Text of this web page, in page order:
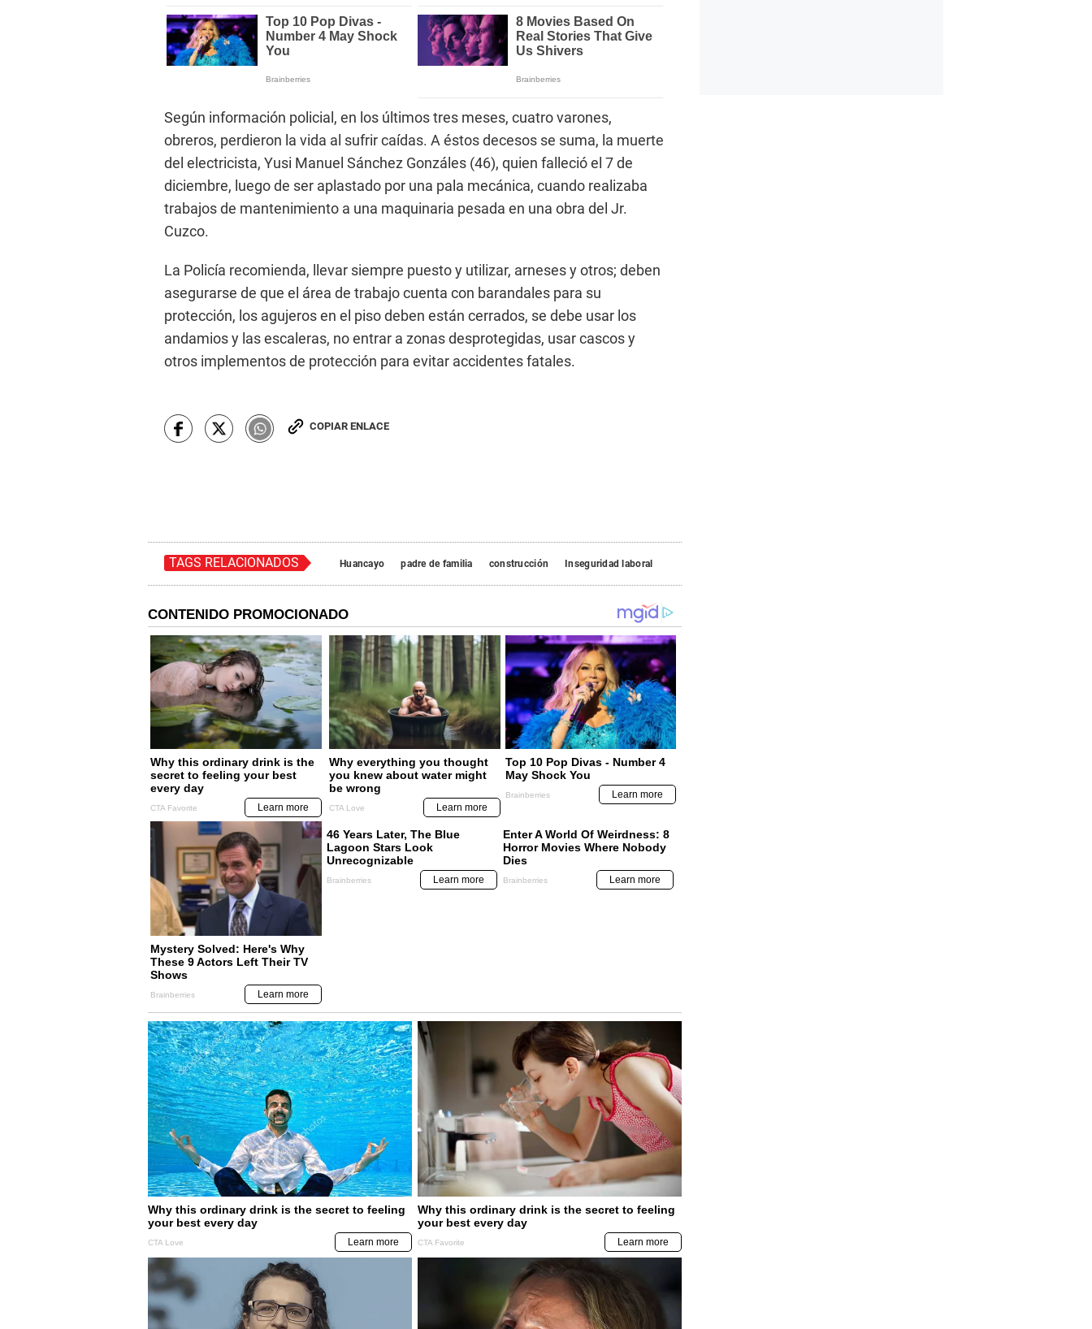
Según información policial, en los últimos tres meses, cuatro varones,
obreros, perdieron la vida al sufrir caídas. A éstos decesos se suma, la muerte
del electricista, Yusi Manuel Sánchez Gonzáles (46), quien falleció el 7 de
diciembre, luego de ser aplastado por una pala mecánica, cuando realizaba
trabajos de mantenimiento a una maquinaria pesada en una obra del Jr.
Cuzco.
La Policía recomienda, llevar siempre puesto y utilizar, arneses y otros; deben
asegurarse de que el área de trabajo cuenta con barandales para su
protección, los agujeros en el piso deben están cerrados, se debe usar los
andamios y las escaleras, no entrar a zonas desprotegidas, usar cascos y
otros implementos de protección para evitar accidentes fatales.
COPIAR ENLACE
TAGS RELACIONADOS Huancayo padre de familia construcción Inseguridad laboral